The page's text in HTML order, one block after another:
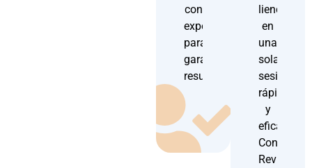
con
experiencia
para
garantizar
resultados.
liendres
en
una
sola
sesión,
rápida
y
eficaz.
Con
Revisión